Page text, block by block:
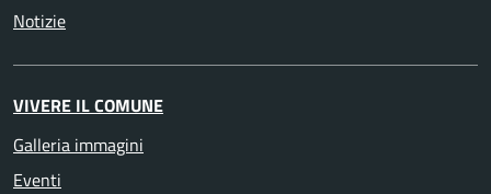
Notizie
VIVERE IL COMUNE
Galleria immagini
Eventi